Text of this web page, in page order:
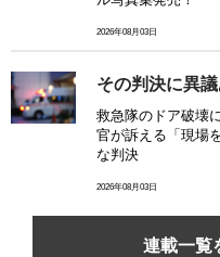
2026年08月03日
その判決に異
救急隊のドア破壊
官が訴える「現場
な判決
2026年08月03日
連載一覧